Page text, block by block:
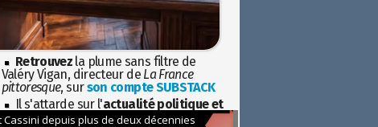
Retrouvez la plume sans filtre de
Valéry Vigan, directeur de La France
pittoresque, surson compte SUBSTACK
Il s'attarde sur l'actualité politique et
sociétaleavec la hauteur de vue de